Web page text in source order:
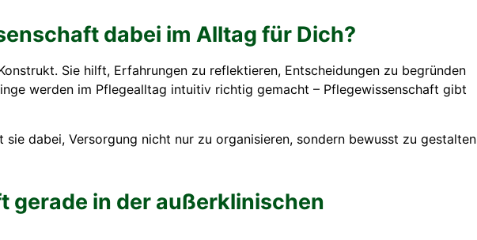
dabei im Alltag für Dich?
Sie hilft, Erfahrungen zu reflektieren, Entscheidungen zu begründen
werden im Pflegealltag intuitiv richtig gemacht – Pflegewissenschaft gibt
dabei, Versorgung nicht nur zu organisieren, sondern bewusst zu gestalten
gerade in der außerklinischen